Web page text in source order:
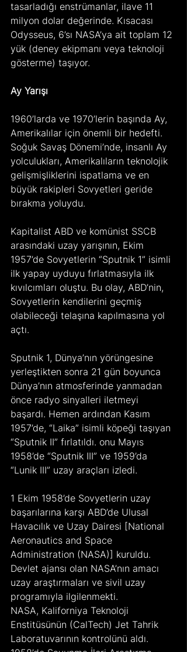
tasarladığı enstrümanlar, ilave 11
milyon dolar değerinde. Kısacası
Odysseus, 6’sı NASA’ya ait toplam 12
yük (deney ekipmanı veya teknoloji
gösterme) taşıyor.
Ay Yarışı
1960’larda ve 1970’lerin başında Ay,
Amerikalılar için önemli bir hedefti.
Soğuk Savaş Dönemi’nde, insanlı Ay
yolculukları, Amerikalıların teknolojik
gelişmişliklerini ispatlama ve en
büyük rakipleri Sovyetleri geride
bırakma yoluydu.
Kapitalist ABD ve komünist SSCB
arasındaki uzay yarışının, Ekim
1957’de Sovyetlerin “Sputnik 1” isimli
ilk yapay uyduyu fırlatmasıyla ilk
kıvılcımları oluştu. Bu olay, ABD’nin,
Sovyetlerin kendilerini geçmiş
olabileceği telaşına kapılmasına yol
açtı.
Sputnik 1, Dünya’nın yörüngesine
yerleştikten sonra 21 gün boyunca
Dünya’nın atmosferinde yanmadan
önce radyo sinyalleri iletmeyi
başardı. Hemen ardından Kasım
1957’de, “Laika” isimli köpeği taşıyan
“Sputnik II” fırlatıldı. onu Mayıs
1958’de “Sputnik III” ve 1959’da
“Lunik III” uzay araçları izledi.
1 Ekim 1958’de Sovyetlerin uzay
başarılarına karşı ABD’de Ulusal
Havacılık ve Uzay Dairesi [National
Aeronautics and Space
Administration (NASA)] kuruldu.
Devlet ajansı olan NASA’nın amacı
uzay araştırmaları ve sivil uzay
programıyla ilgilenmekti.
NASA, Kaliforniya Teknoloji
Enstitüsünün (CalTech) Jet Tahrik
Laboratuvarının kontrolünü aldı.